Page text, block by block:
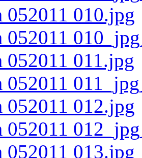
010.jpg
011.jpg
012.jpg
013.jpg